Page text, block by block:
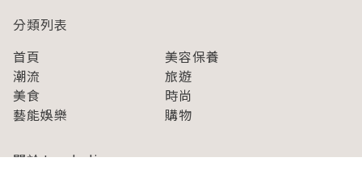
分類列表
首頁
美容保養
潮流
旅遊
美食
時尚
藝能娛樂
購物
關於Japaholic